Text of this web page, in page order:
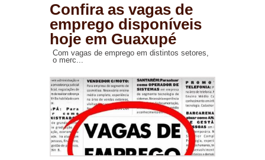
Confira as vagas de
emprego disponíveis
hoje em Guaxupé
Com vagas de emprego em distintos setores,
o merc...